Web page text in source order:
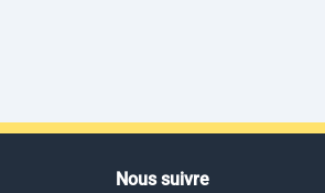
Nous suivre